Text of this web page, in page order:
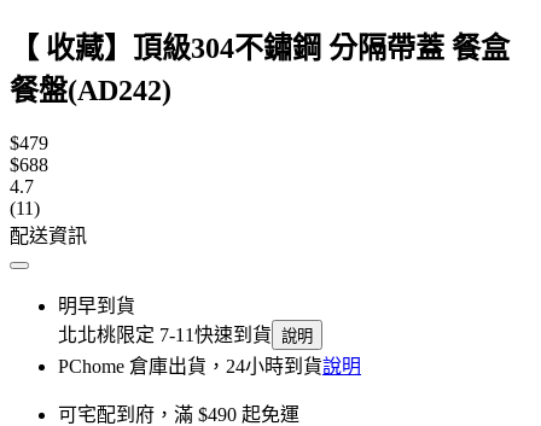
【 收藏】頂級304不鏽鋼 分隔帶蓋 餐盒
餐盤(AD242)
$479
$688
4.7
(11)
配送資訊
明早到貨
北北桃限定 7-11快速到貨 說明
PChome 倉庫出貨，24小時到貨說明
可宅配到府，滿 $490 起免運